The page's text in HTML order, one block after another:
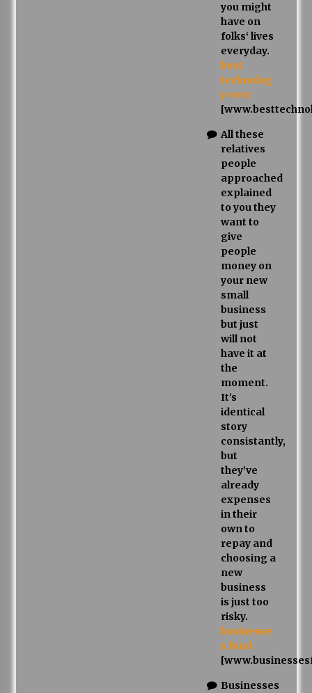
you might
have on
folks‘ lives
everyday.
best
technolog
y ever
All these
relatives
people
approached
explained
to you they
want to
give
people
money on
your new
small
business
but just
will not
have it at
the
moment.
It’s
identical
story
consistantly,
but
they’ve
already
expenses
in their
own to
repay and
choosing a
new
business
is just too
risky.
businesse
s fund
Businesses